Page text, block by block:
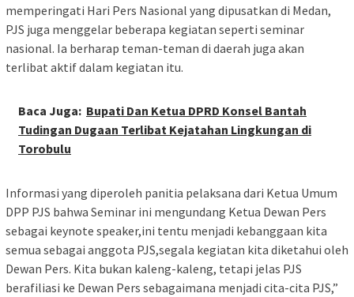
memperingati Hari Pers Nasional yang dipusatkan di Medan,
PJS juga menggelar beberapa kegiatan seperti seminar
nasional. Ia berharap teman-teman di daerah juga akan
terlibat aktif dalam kegiatan itu.
Baca Juga: Bupati Dan Ketua DPRD Konsel Bantah
Tudingan Dugaan Terlibat Kejatahan Lingkungan di
Torobulu
Informasi yang diperoleh panitia pelaksana dari Ketua Umum
DPP PJS bahwa Seminar ini mengundang Ketua Dewan Pers
sebagai keynote speaker,ini tentu menjadi kebanggaan kita
semua sebagai anggota PJS,segala kegiatan kita diketahui oleh
Dewan Pers. Kita bukan kaleng-kaleng, tetapi jelas PJS
berafiliasi ke Dewan Pers sebagaimana menjadi cita-cita PJS,”